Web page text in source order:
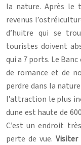
la nature. Après le
revenus
d’huitre qui se
touristes doivent
qui a 7 ports. Le
de romance et de
perdre dans la
l’attraction le plus
dune est haute de
C’est un endroit
perte de vue.Visiter